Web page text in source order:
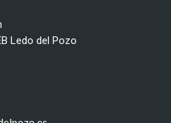
Ledo del Pozo